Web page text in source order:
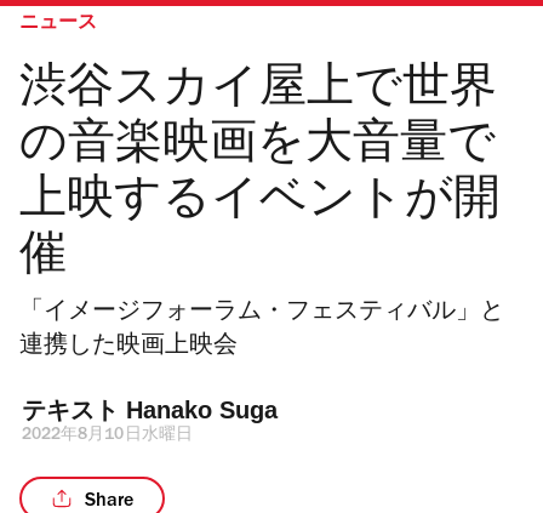
ニュース
渋谷スカイ屋上で世界
の音楽映画を大音量で
上映するイベントが開
催
「イメージフォーラム・フェスティバル」と
連携した映画上映会
テキスト Hanako Suga
2022年8月10日水曜日
Share